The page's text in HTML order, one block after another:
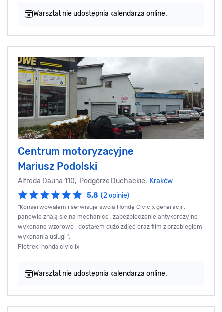
Warsztat nie udostępnia kalendarza online.
Centrum motoryzacyjne
Mariusz Podolski
Alfreda Dauna 110, Podgórze Duchackie, Kraków
5.8 (2 opinie)
"Konserwowałem i serwisuje swoją Hondę Civic x generacji ,
panowie znają sie na mechanice , zabezpieczenie antykorozyjne
wykonane wzorowo , dostałem dużo zdjęć oraz film z przebiegiem
wykonania usługi ",
Piotrek, honda civic ix
Warsztat nie udostępnia kalendarza online.